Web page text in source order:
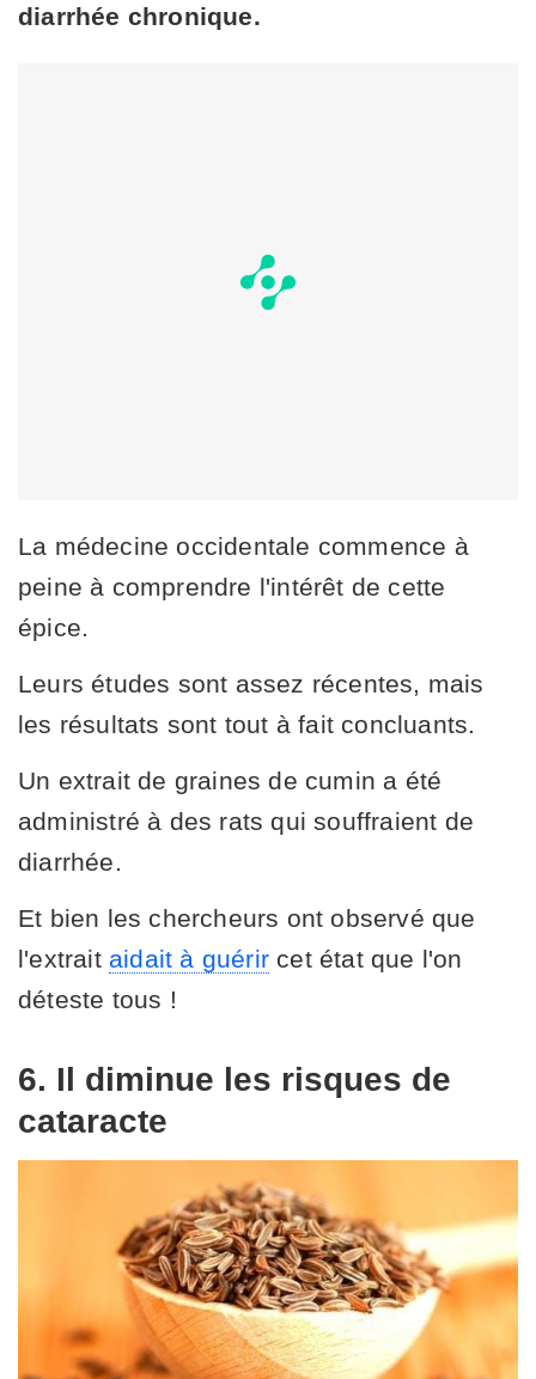
diarrhée chronique.
La médecine occidentale commence à
peine à comprendre l'intérêt de cette
épice.
Leurs études sont assez récentes, mais
les résultats sont tout à fait concluants.
Un extrait de graines de cumin a été
administré à des rats qui souffraient de
diarrhée.
Et bien les chercheurs ont observé que
l'extrait aidait à guérir cet état que l'on
déteste tous !
6. Il diminue les risques de
cataracte